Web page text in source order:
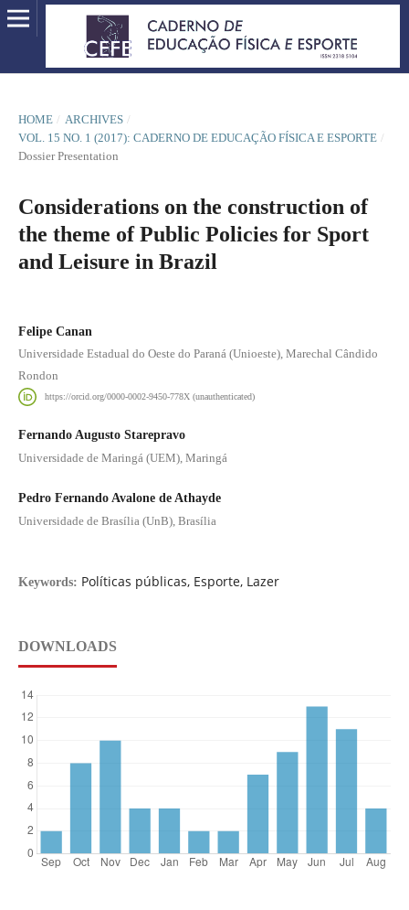
HOME / ARCHIVES /
VOL. 15 NO. 1 (2017): CADERNO DE EDUCAÇÃO FÍSICA E ESPORTE /
Dossier Presentation
Considerations on the construction of
the theme of Public Policies for Sport
and Leisure in Brazil
Felipe Canan
Universidade Estadual do Oeste do Paraná (Unioeste), Marechal Cândido
Rondon
https://orcid.org/0000-0002-9450-778X (unauthenticated)
Fernando Augusto Starepravo
Universidade de Maringá (UEM), Maringá
Pedro Fernando Avalone de Athayde
Universidade de Brasília (UnB), Brasília
Keywords: Políticas públicas, Esporte, Lazer
DOWNLOADS